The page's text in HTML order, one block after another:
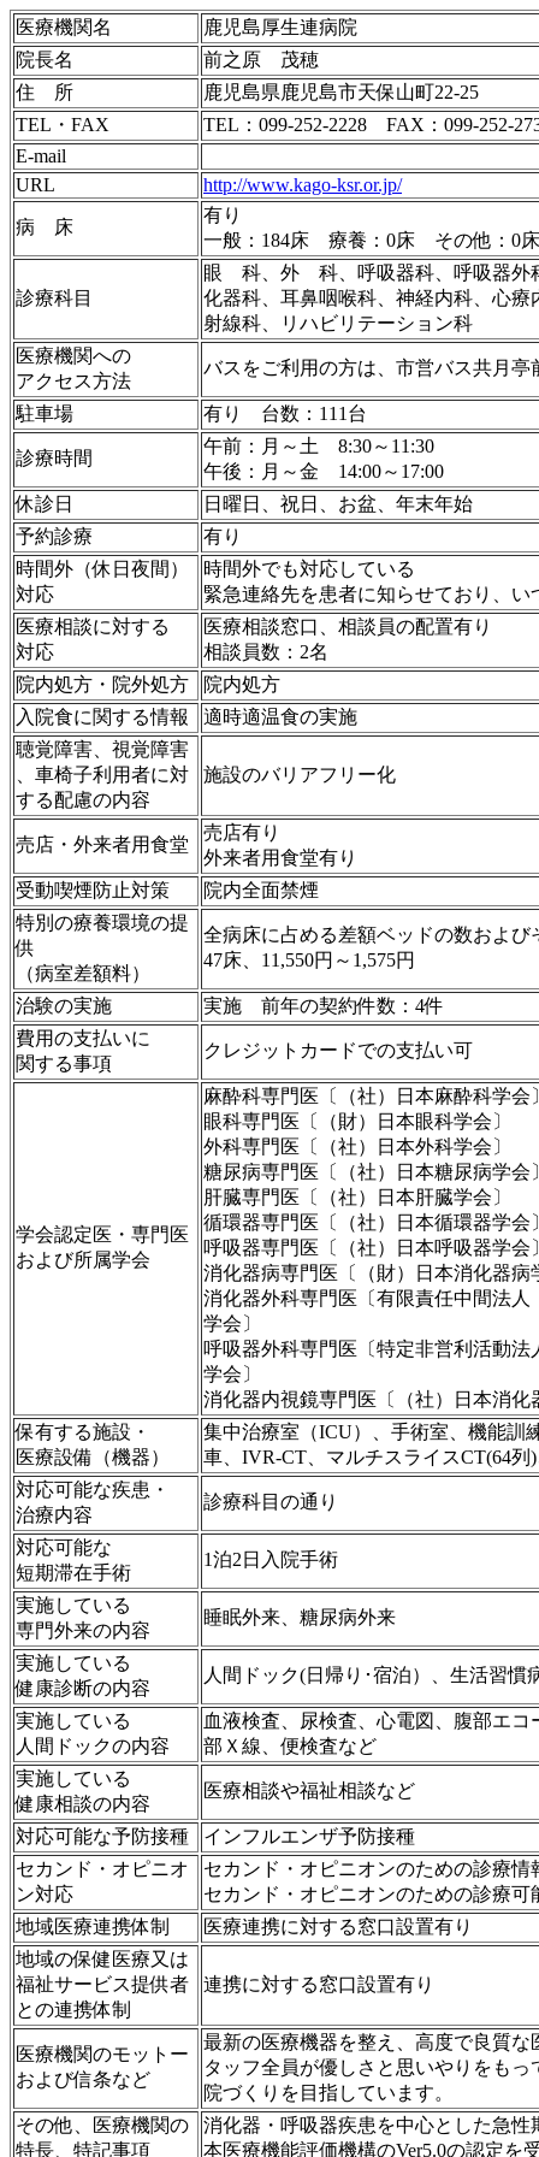
医療機関名
鹿児島厚生連病院
院長名
前之原 茂穂
住 所
鹿児島県鹿児島市天保山町22-25
TEL・FAX
TEL：099-252-2228 FAX：099-252-
E-mail
URL
http://www.kago-ksr.or.jp/
病 床
有り
一般：184床 療養：0床 その他：0床
診療科目
眼 科、外 科、呼吸器科、呼吸器外
化器科、耳鼻咽喉科、神経内科、心
射線科、リハビリテーション科
医療機関への
アクセス方法
バスをご利用の方は、市営バス共月亭
駐車場 有り 台数：111台
診療時間
午前：月～土 8:30～11:30
午後：月～金 14:00～17:00
休診日
日曜日、祝日、お盆、年末年始
予約診療
有り
時間外（休日夜間）
対応
時間外でも対応している
緊急連絡先を患者に知らせており、い
医療相談に対する
対応
医療相談窓口、相談員の配置有り
相談員数：2名
院内処方・院外処方
院内処方
入院食に関する情報
適時適温食の実施
聴覚障害、視覚障害
、車椅子利用者に対
する配慮の内容
施設のバリアフリー化
売店・外来者用食堂
売店有り
外来者用食堂有り
受動喫煙防止対策
院内全面禁煙
特別の療養環境の提
供
（病室差額料）
全病床に占める差額ベッドの数および
47床、11,550円～1,575円
治験の実施
実施 前年の契約件数：4件
費用の支払いに
関する事項
クレジットカードでの支払い可
学会認定医・専門医
および所属学会
麻酔科専門医〔（社）日本麻酔科学会
眼科専門医〔（財）日本眼科学会〕
外科専門医〔（社）日本外科学会〕
糖尿病専門医〔（社）日本糖尿病学会
肝臓専門医〔（社）日本肝臓学会〕
循環器専門医〔（社）日本循環器学会
呼吸器専門医〔（社）日本呼吸器学会
消化器病専門医〔（財）日本消化器病
消化器外科専門医〔有限責任中間法
学会〕
呼吸器外科専門医〔特定非営利活動
学会〕
消化器内視鏡専門医〔（社）日本消化
保有する施設・
医療設備（機器）
集中治療室（ICU）、手術室、機能訓
車、IVR-CT、マルチスライスCT(64列
対応可能な疾患・
治療内容
診療科目の通り
対応可能な
短期滞在手術
1泊2日入院手術
実施している
専門外来の内容
睡眠外来、糖尿病外来
実施している
健康診断の内容
人間ドック(日帰り･宿泊）、生活習慣
実施している
人間ドックの内容
血液検査、尿検査、心電図、腹部エコ
部Ｘ線、便検査など
実施している
健康相談の内容
医療相談や福祉相談など
対応可能な予防接種
インフルエンザ予防接種
セカンド・オピニオ
ン対応
セカンド・オピニオンのための診療情
セカンド・オピニオンのための診療可
地域医療連携体制
医療連携に対する窓口設置有り
地域の保健医療又は
福祉サービス提供者
との連携体制
連携に対する窓口設置有り
医療機関のモットー
および信条など
最新の医療機器を整え、高度で良質な
タッフ全員が優しさと思いやりをもっ
院づくりを目指しています。
その他、医療機関の
特長、特記事項
消化器・呼吸器疾患を中心とした急性
本医療機能評価機構のVer5.0の認定を